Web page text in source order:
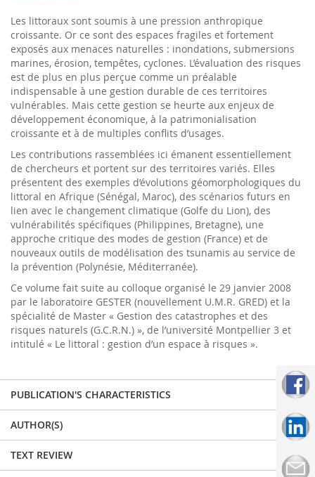
Les littoraux sont soumis à une pression anthropique
croissante. Or ce sont des espaces fragiles et fortement
exposés aux menaces naturelles : inondations, submersions
marines, érosion, tempêtes, cyclones. L’évaluation des risques
est de plus en plus perçue comme un préalable
indispensable à une gestion durable de ces territoires
vulnérables. Mais cette gestion se heurte aux enjeux de
développement économique, à la patrimonialisation
croissante et à de multiples conflits d’usages.
Les contributions rassemblées ici émanent essentiellement
de chercheurs et portent sur des territoires variés. Elles
présentent des exemples d’évolutions géomorphologiques du
littoral en Afrique (Sénégal, Maroc), des scénarios futurs en
lien avec le changement climatique (Golfe du Lion), des
vulnérabilités spécifiques (Philippines, Bretagne), une
approche critique des modes de gestion (France) et de
nouveaux outils de modélisation des tsunamis au service de
la prévention (Polynésie, Méditerranée).
Ce volume fait suite au colloque organisé le 29 janvier 2008
par le laboratoire GESTER (nouvellement U.M.R. GRED) et la
spécialité de Master « Gestion des catastrophes et des
risques naturels (G.C.R.N.) », de l’université Montpellier 3 et
intitulé « Le littoral : gestion d’un espace à risques ».
PUBLICATION'S CHARACTERISTICS
AUTHOR(S)
TEXT REVIEW